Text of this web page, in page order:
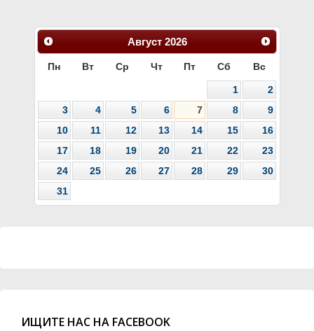
Август 2026
Пн Вт Ср Чт Пт Сб Вс
1
2
3
4 5 6 7 8
9
10
11 12 13 14 15
16
17
18 19 20 21 22
23
24
25 26 27 28 29
30
31
ИЩИТЕ НАС НА FACEBOOK